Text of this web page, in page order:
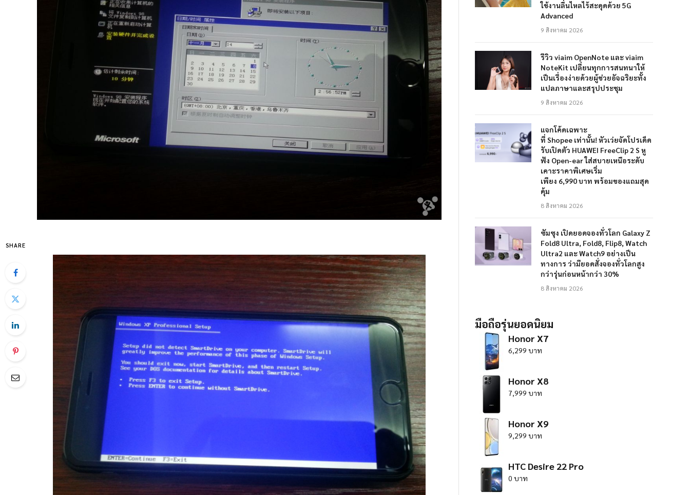
SHARE
ใช้งานลื่นไหลไร้สะดุดด้วย 5G
Advanced
9 สิงหาคม 2026
รีวิว viaim OpenNote และ viaim
NoteKit เปลี่ยนทุกการสนทนาให้
เป็นเรื่องง่ายด้วยผู้ช่วยอัจฉริยะทั้ง
แปลภาษาและสรุปประชุม
9 สิงหาคม 2026
แจกโค้ดเฉพาะ
ที่ Shopee เท่านั้น! หัวเว่ยจัดโปรเด็ด
รับเปิดตัว HUAWEI FreeClip 2 S หู
ฟัง Open-ear ใส่สบายเหนือระดับ
เคาะราคาพิเศษเริ่ม
เพียง 6,990 บาท พร้อมของแถมสุด
คุ้ม
8 สิงหาคม 2026
ซัมซุง เปิดยอดจองทั่วโลก Galaxy Z
Fold8 Ultra, Fold8, Flip8, Watch
Ultra2 และ Watch9 อย่างเป็น
ทางการ ว่ามียอดสั่งจองทั่วโลกสูง
กว่ารุ่นก่อนหน้ากว่า 30%
8 สิงหาคม 2026
มือถือรุ่นยอดนิยม
Honor X7
6,299 บาท
Honor X8
7,999 บาท
Honor X9
9,299 บาท
HTC Desire 22 Pro
0 บาท